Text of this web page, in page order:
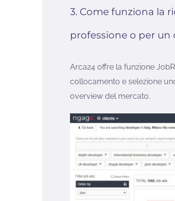
3. Come funziona la
professione o per
Arca24 offre la funzione
collocamento e selezione
overview del mercato.